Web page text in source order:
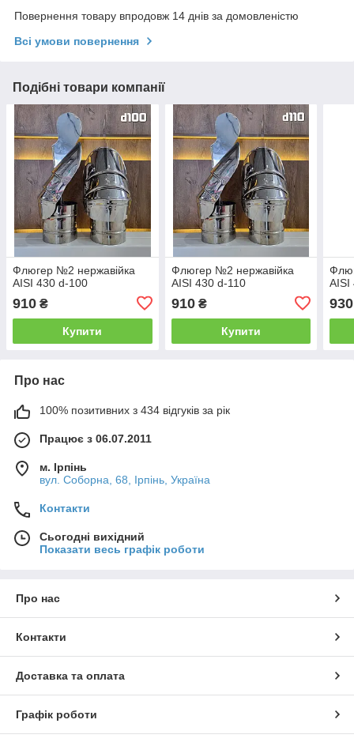
Повернення товару впродовж 14 днів за домовленістю
Всі умови повернення
Подібні товари компанії
Флюгер №2 нержавійка
AISI 430 d-100
910 ₴
Купити
Флюгер №2 нержавійка
AISI 430 d-110
910₴
Купити
AISI
930
Про нас
100% позитивних з 434 відгуків за рік
Працює з 06.07.2011
м. Ірпінь
вул. Соборна, 68, Ірпінь, Україна
Контакти
Сьогодні вихідний
Показати весь графік роботи
Про нас
Контакти
Доставка та оплата
Графік роботи